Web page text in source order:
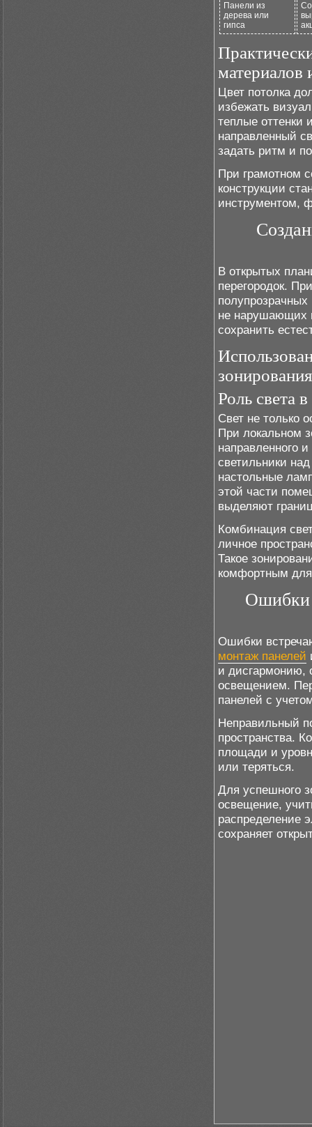
Панели из
дерева или
гипса
материалов
Цвет потолка
избежать
теплые оттенки
направленный
задать ритм и
При грамотном
конструкции
инструментом,
В открытых
перегородок.
не нарушающих
сохранить
зонирования
Роль света
Свет не только
При локальном
направленного
светильники
настольные
этой части
выделяют
Комбинация
личное
Такое
комфортным
Ошибки
Ошибки
монтаж панелей
и дисгармонию,
освещением.
панелей с
Неправильный
пространства.
площади и
или теряться.
Для успешного
освещение,
распределение
сохраняет